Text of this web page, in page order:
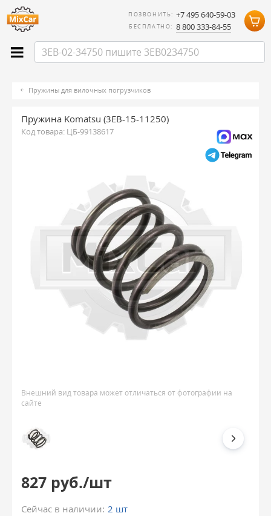
ПОЗВОНИТЬ: +7 495 640-59-03
БЕСПЛАТНО: 8 800 333-84-55
Пружины для вилочных погрузчиков
Пружина Komatsu (3EB-15-11250)
Код товара: ЦБ-99138617
Внешний вид товара может отличаться от фотографии на
сайте
827 руб./шт
Сейчас в наличии: 2 шт